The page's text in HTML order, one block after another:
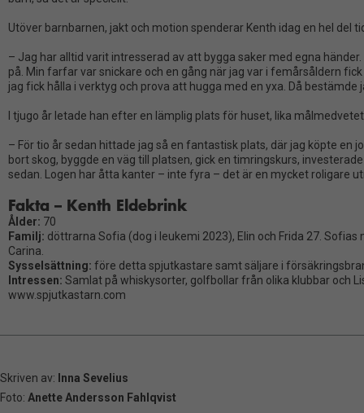
Utöver barnbarnen, jakt och motion spenderar Kenth idag en hel del
– Jag har alltid varit intresserad av att bygga saker med egna
på. Min farfar var snickare och en gång när jag var i femårsåldern
jag fick hålla i verktyg och prova att hugga med en yxa. Då
I tjugo år letade han efter en lämplig plats för huset, lika
– För tio år sedan hittade jag så en fantastisk plats, där jag köpte en
bort skog, byggde en väg till platsen, gick en timringskurs,
sedan. Logen har åtta kanter – inte fyra – det är en mycket roligare
Fakta – Kenth Eldebrink
Ålder: 70
Familj: döttrarna Sofia (dog i leukemi 2023), Elin och Frida 27.
Carina.
Sysselsättning: före detta spjutkastare samt säljare i
Intressen: Samlat på whiskysorter, golfbollar från olika klubbar och
www.spjutkastarn.com
Skriven av: Inna Sevelius
Foto: Anette Andersson Fahlqvist
Du behöver
ta del av allt
innehåll på
som tillgång
till kartor och
vissa sidor.
Om du nekar
kommer viss
att försvinna